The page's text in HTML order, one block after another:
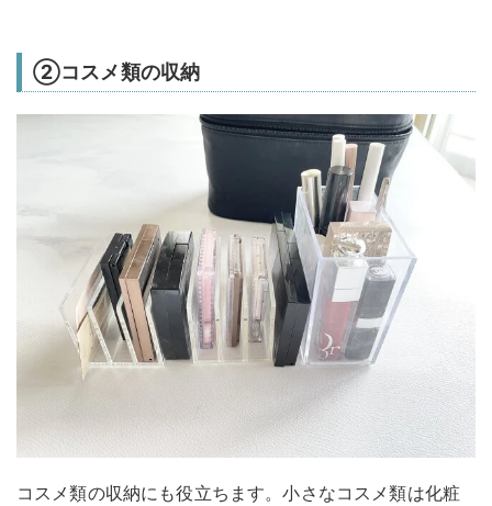
②コスメ類の収納
コスメ類の収納にも役立ちます。小さなコスメ類は化粧